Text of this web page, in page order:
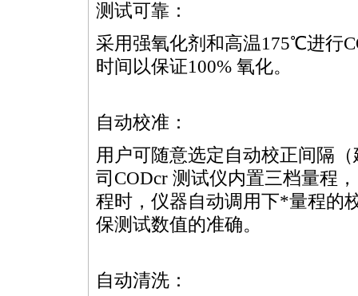
测试可靠：
采用强氧化剂和高温175℃进行
时间以保证100% 氧化。
自动校准：
用户可随意选定自动校正间隔
司 CODcr 测试仪内置三档量程
程时，仪器自动调用下*量程的
保测试数值的准确。
自动清洗：